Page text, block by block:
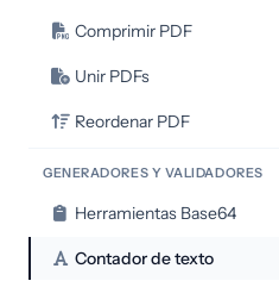
Comprimir PDF
Unir PDFs
Reordenar PDF
GENERADORES Y VALIDADORES
Herramientas Base64
Contador de texto